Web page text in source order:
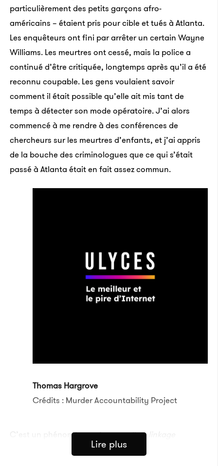
particulièrement des petits garçons afro-
américains – étaient pris pour cible et tués à Atlanta.
Les enquêteurs ont fini par arrêter un certain Wayne
Williams. Les meurtres ont cessé, mais la police a
continué d’être critiquée, longtemps après qu’il a été
reconnu coupable. Les gens voulaient savoir
comment il était possible qu’elle ait mis tant de
temps à détecter son mode opératoire. J’ai alors
commencé à me rendre à des conférences de
chercheurs sur les meurtres d’enfants, et j’ai appris
de la bouche des criminologues que ce qui s’était
passé à Atlanta était en fait assez commun.
Thomas Hargrove
Crédits : Murder Accountability Project
C’est un phénomène qu’on appelle «
», c’est-à-dire l’incapacité à relier des
Lire plus